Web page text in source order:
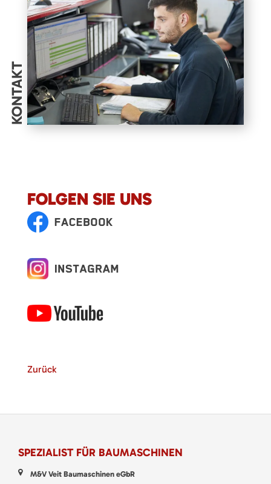
KONTAKT
FOLGEN SIE UNS
Zurück
SPEZIALIST FÜR BAUMASCHINEN
M&V Veit Baumaschinen eGbR